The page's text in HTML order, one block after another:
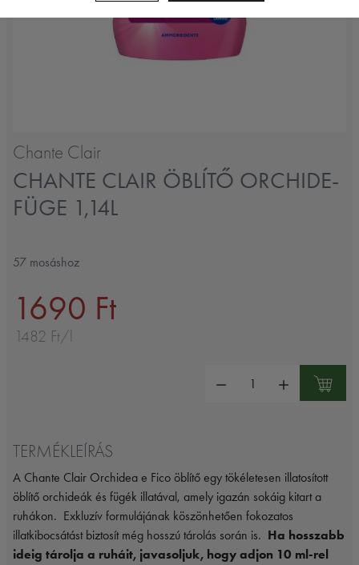
Chante Clair
CHANTE CLAIR ÖBLÍTŐ ORCHIDE-
FÜGE 1,14L
57 mosáshoz
1690 Ft
1482 Ft/l
TERMÉKLEÍRÁS
A Chante Clair Orchidea e Fico öblítő egy tökéletesen illatosított
öblítő orchideák és fügék illatával, amely igazán sokáig kitart a
ruhákon. Exkluzív formulájának köszönhetően fokozatos
illatkibocsátást biztosít még hosszú tárolás során is. Ha hosszabb
ideig tárolja a ruháit, javasoljuk, hogy adjon 10 ml-rel